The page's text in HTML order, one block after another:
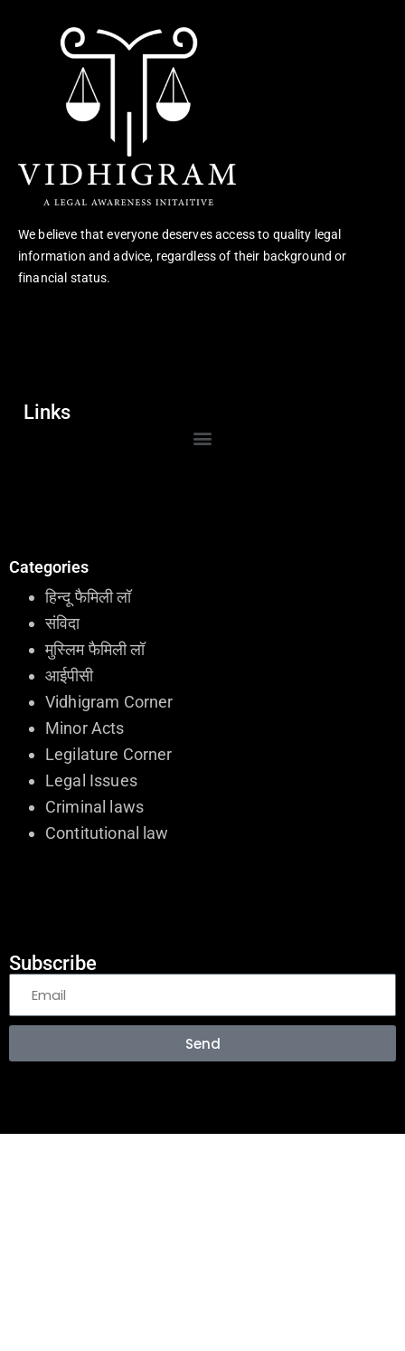
We believe that everyone deserves access to quality legal
information and advice, regardless of their background or
financial status.
Links
Categories
हिन्दू फैमिली लॉ
संविदा
मुस्लिम फैमिली लॉ
आईपीसी
Vidhigram Corner
Minor Acts
Legilature Corner
Legal Issues
Criminal laws
Contitutional law
Subscribe
Send